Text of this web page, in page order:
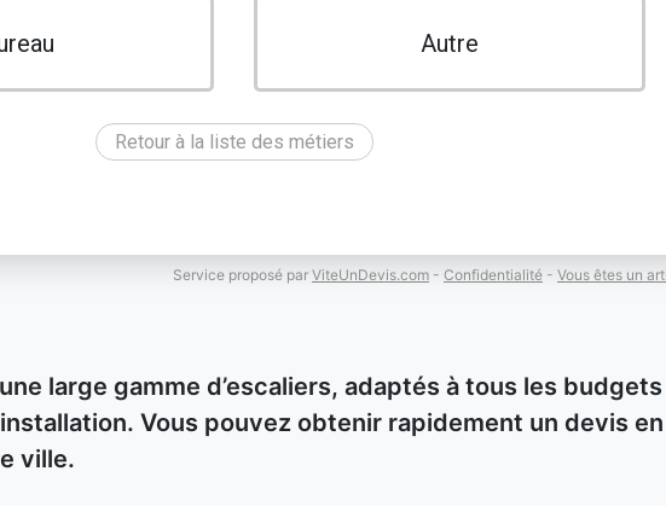
Autre
Retour à la liste des métiers
Service proposé par ViteUnDevis.com - Confidentialité - Vous êtes un
large gamme d’escaliers, adaptés à tous les budgets
Vous pouvez obtenir rapidement un devis en
ville.